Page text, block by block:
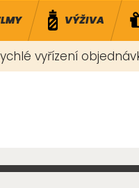
VÝŽIVA
vyřízení